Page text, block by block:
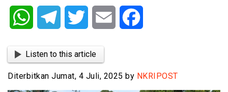
WhatsAppTelegram Twitter Email
Listen to this article
Diterbitkan Jumat, 4 Juli, 2025 by NKRIPOST